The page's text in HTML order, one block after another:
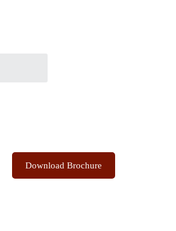
Download Brochure